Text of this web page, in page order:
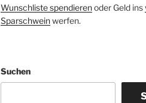
Wunschliste spendierenoder Geld ins
Sparschweinwerfen.
Suchen